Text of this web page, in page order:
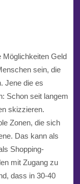
Möglichkeiten Geld
sein, die
Jene die es
Schon seit langem
skizzieren.
Zonen, die sich
Das kann als
Shopping-
mit Zugang zu
dass in 30-40